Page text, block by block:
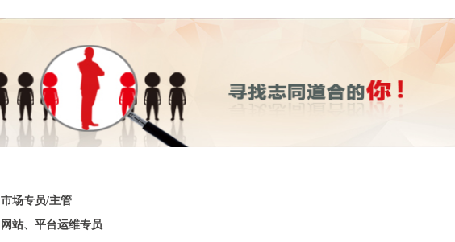
市场专员/主管
网站、平台运维专员